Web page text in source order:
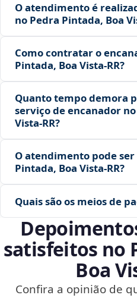
O atendimento é
no Pedra Pintada, Boa
Como contratar o
Pintada, Boa Vista‑RR?
Quanto tempo demora
serviço de encanador
Vista‑RR?
O atendimento pode
Pintada, Boa Vista‑RR?
Quais são os meios de
satisfeitos no
Boa
Confira a opinião de